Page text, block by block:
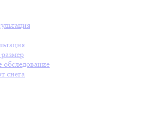
обследование
снега